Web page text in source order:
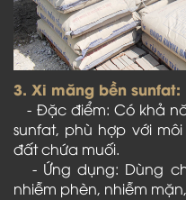
3. Xi măng bền sunfat:
- Đặc điểm: Có khả
sunfat, phù hợp với
đất chứa muối.
- Ứng dụng: Dùng
nhiễm phèn, nhiễm